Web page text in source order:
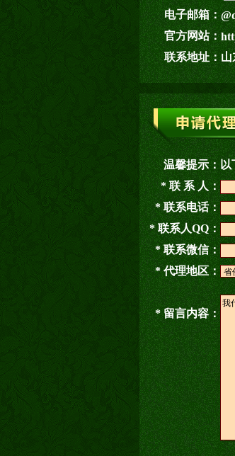
电子邮箱：
官方网站：
联系地址：山
温馨提示：
* 联 系 人：
* 联系电话：
* 联系人QQ：
* 联系微信：
* 代理地区：
* 留言内容：